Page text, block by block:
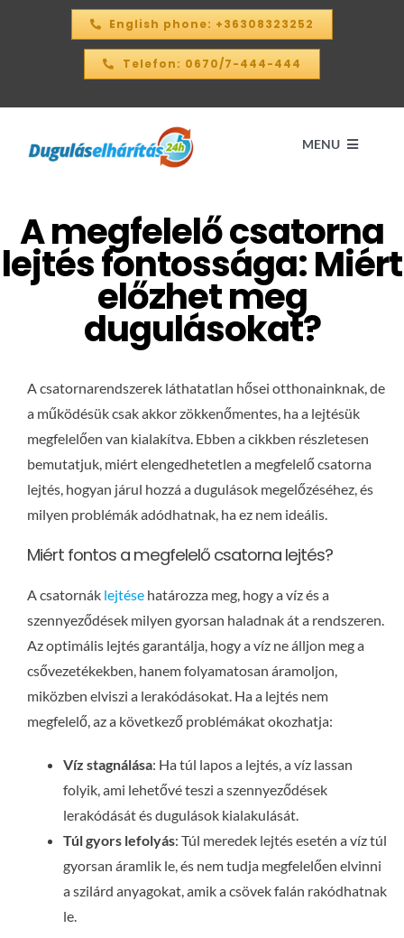
English phone: +36308323252
Telefon: 0670/7-444-444
MENU
Kezdőlap
ÁRKALKULÁTOR – 2026
SZOLGÁLTATÁSAINK
KAPCSOLAT
A megfelelő csatorna
lejtés fontossága: Miért
előzhet meg
dugulásokat?
A csatornarendszerek láthatatlan hősei otthonainknak, de
a működésük csak akkor zökkenőmentes, ha a lejtésük
megfelelően van kialakítva. Ebben a cikkben részletesen
bemutatjuk, miért elengedhetetlen a megfelelő csatorna
lejtés, hogyan járul hozzá a dugulások megelőzéséhez, és
milyen problémák adódhatnak, ha ez nem ideális.
Miért fontos a megfelelő csatorna lejtés?
A csatornák lejtésehatározza meg, hogy a víz és a
szennyeződések milyen gyorsan haladnak át a rendszeren.
Az optimális lejtés garantálja, hogy a víz ne álljon meg a
csővezetékekben, hanem folyamatosan áramoljon,
miközben elviszi a lerakódásokat. Ha a lejtés nem
megfelelő, az a következő problémákat okozhatja:
Víz stagnálása: Ha túl lapos a lejtés, a víz lassan
folyik, ami lehetővé teszi a szennyeződések
lerakódását és dugulások kialakulását.
Túl gyors lefolyás: Túl meredek lejtés esetén a víz túl
gyorsan áramlik le, és nem tudja megfelelően elvinni
a szilárd anyagokat, amik a csövek falán rakódhatnak
le.